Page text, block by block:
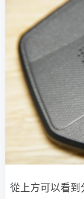
從上方可以看到